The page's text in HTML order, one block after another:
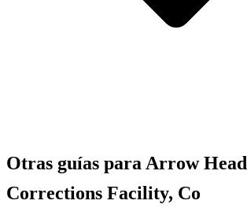
Otras guías para Arrow Head
Corrections Facility, Co